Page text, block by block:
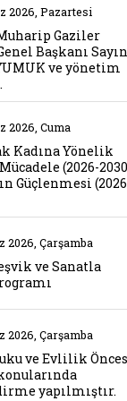
turkiye
2026, Pazartesi
Gaziler
Başkanı Sayın
ve yönetim
zonguldak
2026, Cuma
Kadına Yönelik
(2026-
Güçlenmesi
sanata tesvik
2026, Çarşamba
ve Sanatla
aile hukuku
2026, Çarşamba
ve Evlilik
yapılmıştır.